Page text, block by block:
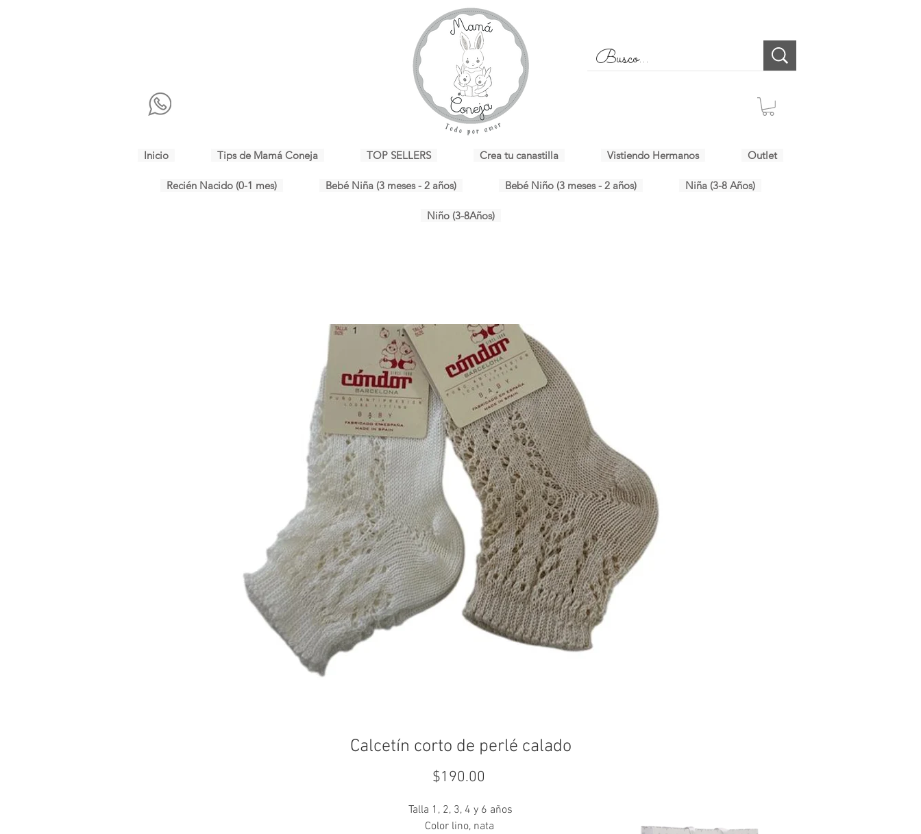
Inicio Tips de Mamá Coneja TOP SELLERS Crea tu canastilla Vistiendo Hermanos Outlet
Recién Nacido (0-1 mes) Bebé Niña (3 meses - 2 años) Bebé Niño (3 meses - 2 años) Niña (3-8 Años)
Niño (3-8Años)
Calcetín corto de perlé calado
$190.00
Talla 1, 2, 3, 4 y 6 años
Color lino, nata